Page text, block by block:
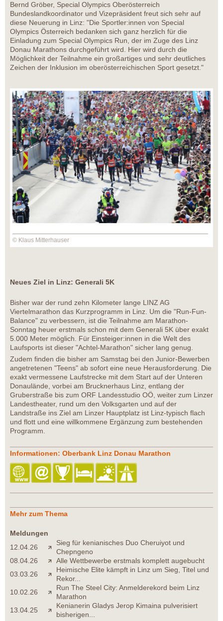
Bernd Gröber, Special Olympics Oberösterreich
Bundeslandkoordinator und Vizepräsident freut sich sehr auf
diese Neuerung in Linz: "Die Sportler:innen von Special
Olympics Österreich bedanken sich ganz herzlich für die
Einladung zum Special Olympics Run, der im Zuge des Linz
Donau Marathons durchgeführt wird. Hier wird durch die
Möglichkeit der Teilnahme ein großartiges und sehr deutliches
Zeichen der Inklusion im oberösterreichischen Sport gesetzt."
© Klaus Mitterhauser
Neues Ziel in Linz: Generali 5K
Bisher war der rund zehn Kilometer lange LINZ AG
Viertelmarathon das Kurzprogramm in Linz. Um die "Run-Fun-
Balance" zu verbessern, ist die Teilnahme am Marathon-
Sonntag heuer erstmals schon mit dem Generali 5K über exakt
5.000 Meter möglich. Für Einsteiger:innen in die Welt des
Laufsports ist dieser "Achtel-Marathon" sicher lang genug.
Zudem finden die bisher am Samstag bei den Junior-Bewerben
angetretenen "Teens" ab sofort eine neue Herausforderung. Die
exakt vermessene Laufstrecke mit dem Start auf der Unteren
Donaulände, vorbei am Brucknerhaus Linz, entlang der
Gruberstraße bis zum ORF Landesstudio OÖ, weiter zum Linzer
Landestheater, rund um den Volksgarten und auf der
Landstraße ins Ziel am Linzer Hauptplatz ist Linz-typisch flach
und flott und eine willkommene Ergänzung zum bestehenden
Programm.
Informationen: Oberbank Linz Donau Marathon
Mehr zum Thema
Meldungen
12.04.26
Sieg für kenianisches Duo Cheruiyot und
Chepngeno
08.04.26
Alle Wettbewerbe erstmals komplett augebucht
03.03.26
Heimische Elite kämpft in Linz um Sieg, Titel und
Rekor...
10.02.26
Run The Steel City: Anmelderekord beim Linz
Marathon
13.04.25
Kenianerin Gladys Jerop Kimaina pulverisiert
bisherigen...